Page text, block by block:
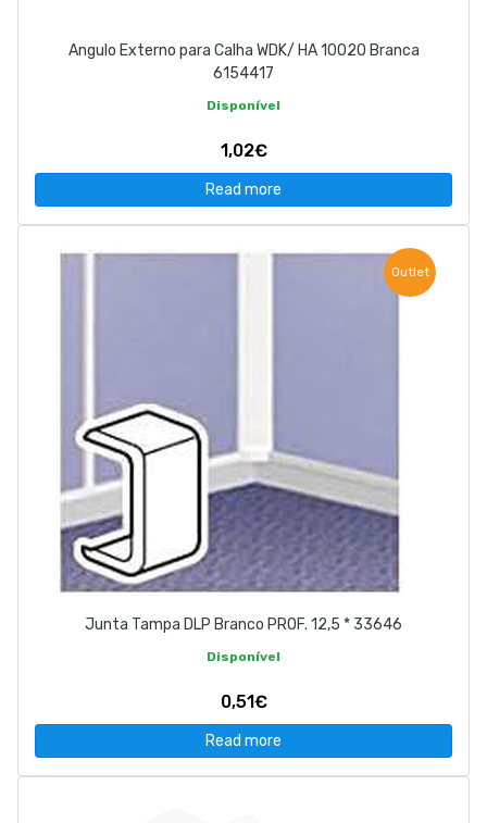
Angulo Externo para Calha WDK/ HA 10020 Branca
6154417
Disponível
1,02€
Read more
Outlet
Junta Tampa DLP Branco PROF. 12,5 * 33646
Disponível
0,51€
Read more